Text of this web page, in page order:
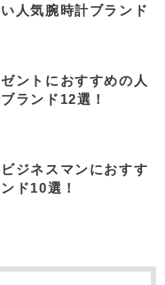
人気腕時計ブランド
ントにおすすめの人
ランド12選！
ジネスマンにおすす
ド10選！